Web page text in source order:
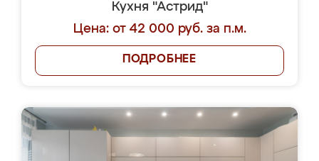
Кухня "Астрид"
Цена: от 42 000 руб. за п.м.
ПОДРОБНЕЕ